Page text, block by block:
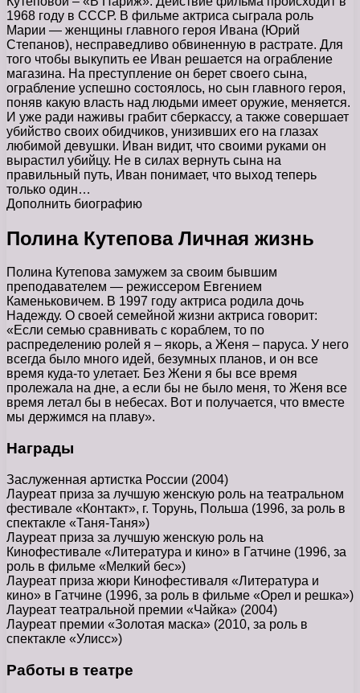
1968 году в СССР. В фильме актриса сыграла роль
Марии — женщины главного героя Ивана (Юрий
Степанов), несправедливо обвиненную в растрате. Для
того чтобы выкупить ее Иван решается на ограбление
магазина. На преступление он берет своего сына,
ограбление успешно состоялось, но сын главного героя,
поняв какую власть над людьми имеет оружие, меняется.
И уже ради наживы грабит сберкассу, а также совершает
убийство своих обидчиков, унизивших его на глазах
любимой девушки. Иван видит, что своими руками он
вырастил убийцу. Не в силах вернуть сына на
правильный путь, Иван понимает, что выход теперь
только один…
Дополнить биографию
Полина Кутепова Личная жизнь
Полина Кутепова замужем за своим бывшим
преподавателем — режиссером Евгением
Каменьковичем. В 1997 году актриса родила дочь
Надежду. О своей семейной жизни актриса говорит:
«Если семью сравнивать с кораблем, то по
распределению ролей я – якорь, а Женя – паруса. У него
всегда было много идей, безумных планов, и он все
время куда-то улетает. Без Жени я бы все время
пролежала на дне, а если бы не было меня, то Женя все
время летал бы в небесах. Вот и получается, что вместе
мы держимся на плаву».
Награды
Заслуженная артистка России (2004)
Лауреат приза за лучшую женскую роль на театральном
фестивале «Контакт», г. Торунь, Польша (1996, за роль в
спектакле «Таня-Таня»)
Лауреат приза за лучшую женскую роль на
Кинофестивале «Литература и кино» в Гатчине (1996, за
роль в фильме «Мелкий бес»)
Лауреат приза жюри Кинофестиваля «Литература и
кино» в Гатчине (1996, за роль в фильме «Орел и решка»)
Лауреат театральной премии «Чайка» (2004)
Лауреат премии «Золотая маска» (2010, за роль в
спектакле «Улисс»)
Работы в театре